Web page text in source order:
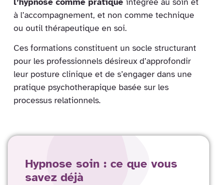
à l’accompagnement, et non comme technique
ou outil thérapeutique en soi.
Ces formations constituent un socle structurant
pour les professionnels désireux d’approfondir
leur posture clinique et de s’engager dans une
pratique psychotherapique basée sur les
processus relationnels.
Hypnose soin : ce que vous
savez déjà